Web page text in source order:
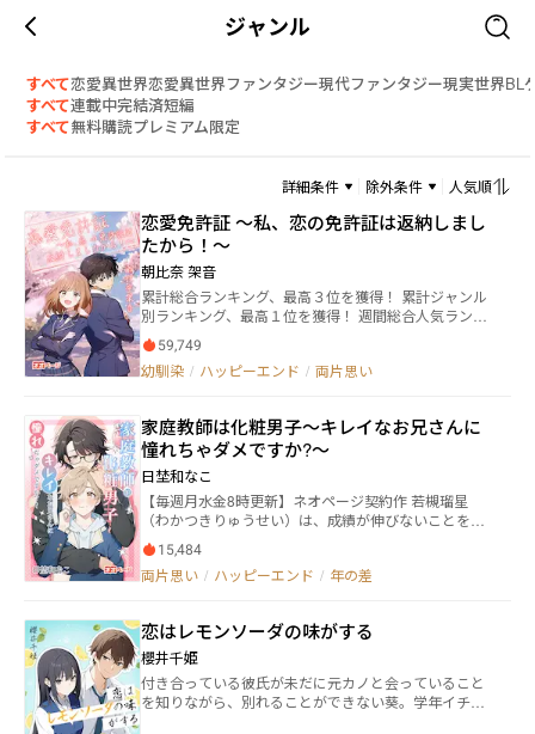
ジャンル
すべて恋愛異世界恋愛異世界ファンタジー現代ファンタジー現実世界BL
すべて連載中完結済短編
すべて無料購読プレミアム限定
詳細条件 除外条件 人気順
恋愛免許証 ～私、恋の免許証は返納しまし
たから！～
朝比奈 架音
累計総合ランキング、最高３位を獲得！ 累計ジャンル
別ランキング、最高１位を獲得！ 週間総合人気ランキ
ング、最高１位を獲得！ ジャンル別週間ランキング&
月間ランキングで『人気』『アクティブ』『応援』
『新作』で１位の４冠獲得！ 応援してくださる皆さ
校１年の春休みの２日前、日野原 結衣は人生初の告
白をされ、人生初の彼氏ができる。 相手は、学校内
でも人気の高い翔先輩。 これから訪れる春休みに期
待は大きく膨らむ。 ――だけど次の日、先輩はとある罪
で停学となってしまった。 それは、恋愛免許証・偽
造の罪。 【恋愛法 第４条】 『恋愛をし、告白しよう
とする者は、公安委員会の恋愛免許証を取得しなけれ
ばならない』 ストーカー、DV、離婚……。 多発
する恋愛がらみの事件や問題に対抗すべく、政府は
愛は重大な法律違反となった。 更に先輩は他にも付
き合っている人がいて、安全恋愛義務違反となる脇見
恋愛の常習犯。 そのほか出会ってすぐに告白するス
ピード違反や、相手の状況・立場を考えない一時停止
無視違反など、数々の余罪があった。 こうして先輩
59,749
幼馴染 / ハッピーエンド / 両片思い
家庭教師は化粧男子～キレイなお兄さんに
憧れちゃダメですか?～
日埜和なこ
【毎週月水金8時更新】ネオページ契約作 若槻瑠星
（わかつきりゅうせい）は、成績が伸びないことを気
にしつつも気楽な高校生活を送っていた。そんな目的
がない息子を心配した母親が、家庭教師を勝手に決め
てしまう。 現れたのは、化粧をした綺麗な大学生・池
だと気付いてからは「女の子に生まれていたら告白が
出来た？」と葛藤するようになる。 女になりたいわけ
じゃない。男が好きな訳じゃない。でも、先生には嫌
われたくない。憧れと恋の狭間で葛藤する青春BL。
学園生活と放課後の授業風景を通して変わっていく瑠
15,484
両片思い / ハッピーエンド / 年の差
恋はレモンソーダの味がする
櫻井千姫
付き合っている彼氏が未だに元カノと会っていること
を知りながら、別れることができない葵。学年イチの